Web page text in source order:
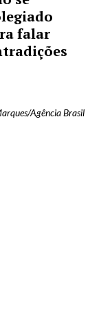
falar
Agência Brasil